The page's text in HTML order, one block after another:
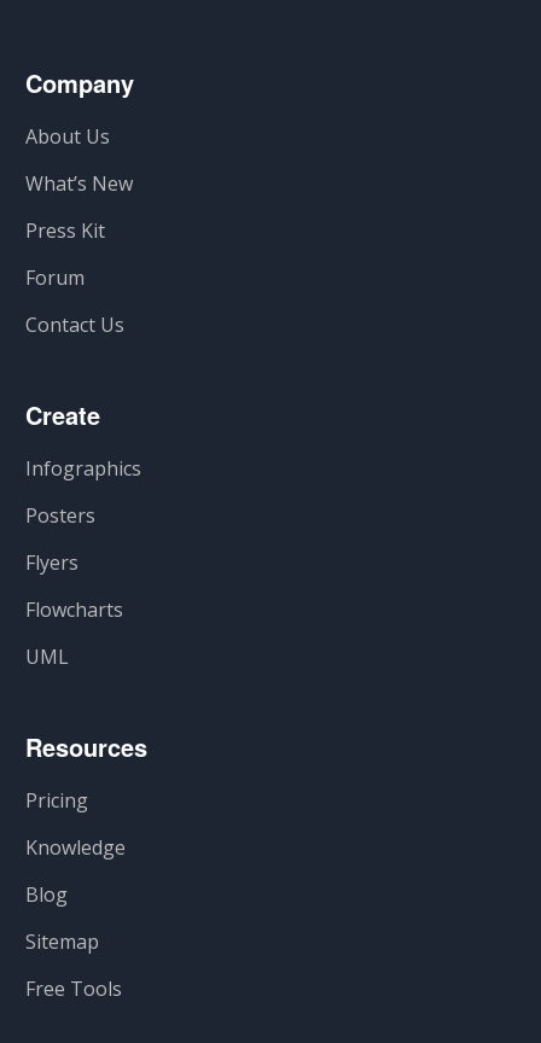
Company
About Us
What’s New
Press Kit
Forum
Contact Us
Create
Infographics
Posters
Flyers
Flowcharts
UML
Resources
Pricing
Knowledge
Blog
Sitemap
Free Tools